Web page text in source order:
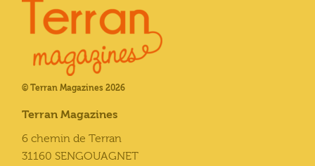
© Terran Magazines 2026
Terran Magazines
6 chemin de Terran
31160 SENGOUAGNET